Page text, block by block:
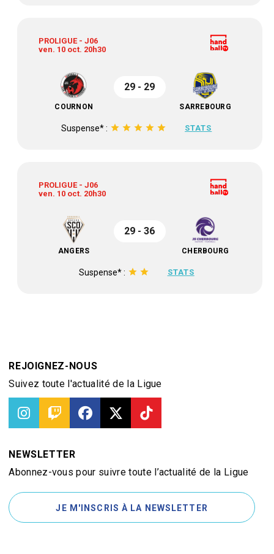
PROLIGUE - J06
ven. 10 oct. 20h30
COURNON
29 - 29
SARREBOURG
Suspense* : star star star star star STATS
PROLIGUE - J06
ven. 10 oct. 20h30
ANGERS
29 - 36
CHERBOURG
Suspense* : star star STATS
REJOIGNEZ-NOUS
Suivez toute l'actualité de la Ligue
NEWSLETTER
Abonnez-vous pour suivre toute l’actualité de la Ligue
JE M'INSCRIS À LA NEWSLETTER